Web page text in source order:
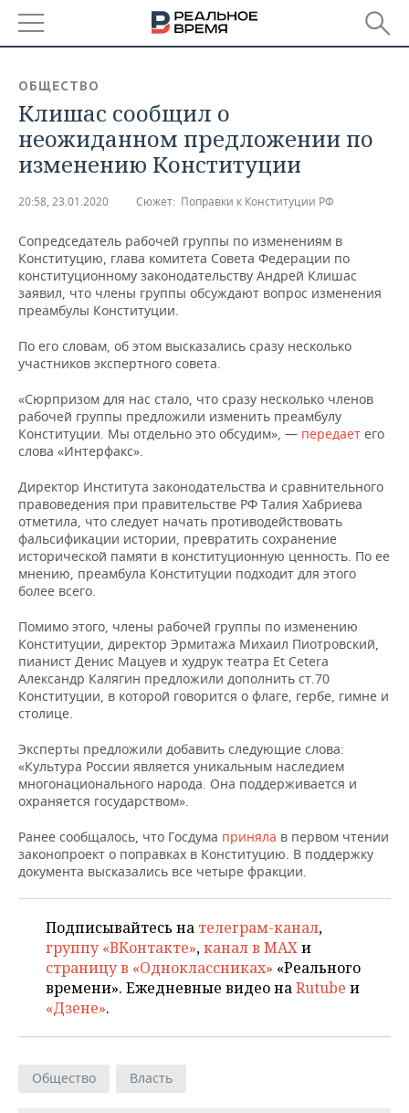
БАШКОРТОСТАН
ТАТАРСТАН
НОВОСТИ
АНАЛИТИКА
ДЕКЛАРАЦИИ О ДОХОДАХ
КОРОЛИ ГОСЗАКАЗА ПФО
ВУЗЫ ТАТАРСТАНА
КОМУ ПРИНАДЛЕЖАТ
ТОРГОВЫЕ ЦЕНТРЫ
НОВОСТИ ЭКОНОМИКИ
ФИНАНСЫ
БАНКИ
БЮДЖЕТ
ИНВЕСТИЦИИ
ПРОМЫШЛЕННОСТЬ
НОВОСТИ
ПРОМЫШЛЕННОСТИ
МАШИНОСТРОЕНИЕ
НЕФТЕХИМИЯ
НЕФТЬ
ОПК
ЭНЕРГЕТИКА
НЕДВИЖИМОСТЬ
НОВОСТИ НЕДВИЖИМОСТИ
АВТО
НОВОСТИ АВТО
БИЗНЕС
НОВОСТИ БИЗНЕСА
РОЗНИЧНАЯ ТОРГОВЛЯ
ТРАНСПОРТ
УСЛУГИ
ТЕХНОЛОГИИ
НОВОСТИ ТЕХНОЛОГИЙ
IT
МЕДИА
ТЕЛЕКОММУНИКАЦИИ
МЕРОПРИЯТИЯ
НОВОСТИ МЕРОПРИЯТИЙ
ВЫЕЗДНАЯ РЕДАКЦИЯ
БИЗНЕС-БРАНЧИ
ОТКРЫТАЯ ЛЕКЦИЯ
СПОРТ
НОВОСТИ СПОРТА
ФУТБОЛ
БАСКЕТБОЛ
ВОЛЕЙБОЛ
ФИГУРНОЕ КАТАНИЕ
ХОККЕЙ С МЯЧОМ
ОБЩЕСТВО
НОВОСТИ ОБЩЕСТВА
ИНФРАСТРУКТУРА
ИСТОРИЯ
МЕДИЦИНА
ПРОИСШЕСТВИЯ
ФОТОГАЛЕРЕЯ
СПРАВОЧНИК
СПИСОК ПЕРСОН
ПОЛНАЯ ВЕРСИЯ
ОБЩЕСТВО
Клишас сообщил о
неожиданном предложении по
изменению Конституции
20:58, 23.01.2020 Сюжет: Поправки к Конституции РФ
Сопредседатель рабочей группы по изменениям в
Конституцию, глава комитета Совета Федерации по
конституционному законодательству Андрей Клишас
заявил, что члены группы обсуждают вопрос изменения
преамбулы Конституции.
По его словам, об этом высказались сразу несколько
участников экспертного совета.
«Сюрпризом для нас стало, что сразу несколько членов
рабочей группы предложили изменить преамбулу
Конституции. Мы отдельно это обсудим», — передает его
слова «Интерфакс».
Директор Института законодательства и сравнительного
правоведения при правительстве РФ Талия Хабриева
отметила, что следует начать противодействовать
фальсификации истории, превратить сохранение
исторической памяти в конституционную ценность. По ее
мнению, преамбула Конституции подходит для этого
более всего.
Помимо этого, члены рабочей группы по изменению
Конституции, директор Эрмитажа Михаил Пиотровский,
пианист Денис Мацуев и худрук театра Et Cetera
Александр Калягин предложили дополнить ст.70
Конституции, в которой говорится о флаге, гербе, гимне и
столице.
Эксперты предложили добавить следующие слова:
«Культура России является уникальным наследием
многонационального народа. Она поддерживается и
охраняется государством».
Ранее сообщалось, что Госдума приняла в первом чтении
законопроект о поправках в Конституцию. В поддержку
документа высказались все четыре фракции.
Подписывайтесь на телеграм-канал,
группу «ВКонтакте»,канал в MAXи
страницу в «Одноклассниках» «Реального
времени». Ежедневные видео наRutube и
«Дзене».
Общество Власть